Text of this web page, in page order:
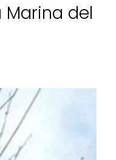
Marina del